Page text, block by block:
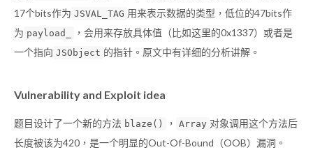
17个bits作为 JSVAL_TAG 用来表示数据的类型，低位的47bits作
为 payload_
，会用来存放具体值（比如这里的0x1337）或者是
一个指向 JSObject 的指针。原文中有详细的分析讲解。
Vulnerability and Exploit idea
题目设计了一个新的方法 blaze() ， Array 对象调用这个方法后
长度被该为420，是一个明显的Out-Of-Bound（OOB）漏洞。